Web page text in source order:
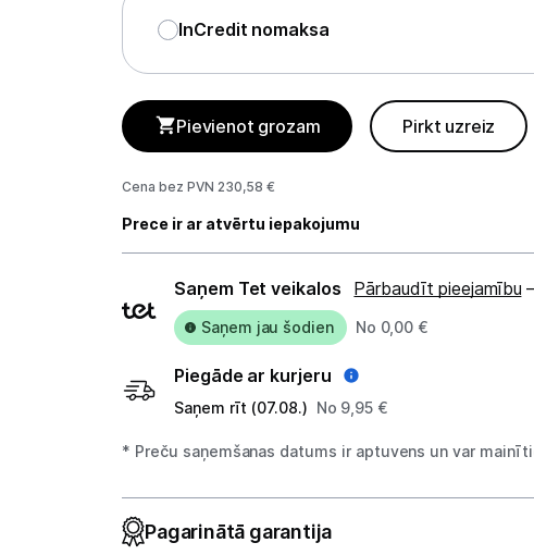
skaņas aprīkojums
planšetdatori
tehnika
atjaunota tehnika
InCredit nomaksa
Pievienot grozam Pirkt uzreiz
Cena bez PVN 230,58 €
Prece ir ar atvērtu iepakojumu
Piegādes
veidi
Saņem Tet veikalos Pārbaudīt pieejamību
Saņem jau šodien No 0,00 €
Piegāde ar kurjeru
Saņem rīt (07.08.) No 9,95 €
* Preču saņemšanas datums ir aptuvens un var
Pagarinātā garantija